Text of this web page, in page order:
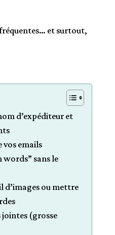
et surtout,
d’expéditeur et
vos emails
words” sans le
d’images ou mettre
jointes (grosse